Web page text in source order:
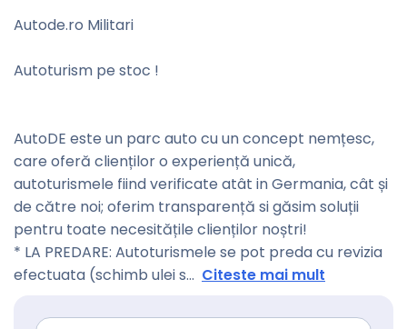
Autode.ro Militari
Autoturism pe stoc !
AutoDE este un parc auto cu un concept nemțesc,
care oferă clienților o experiență unică,
autoturismele fiind verificate atât in Germania, cât și
de către noi; oferim transparență si găsim soluții
pentru toate necesitățile clienților noștri!
* LA PREDARE: Autoturismele se pot preda cu revizia
efectuata (schimb ulei s... Citeste mai mult